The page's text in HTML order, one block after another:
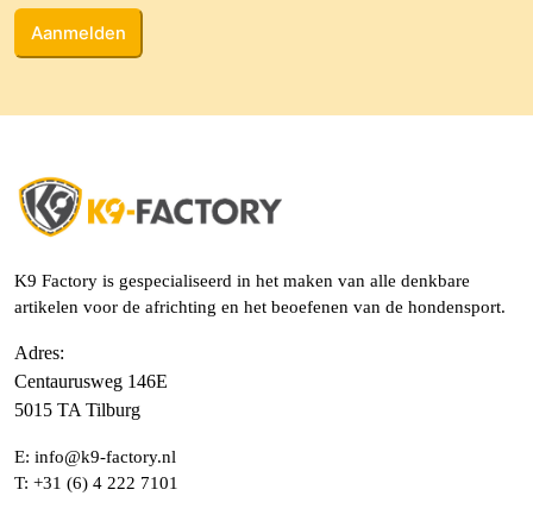
K9 Factory is gespecialiseerd in het maken van alle denkbare
artikelen voor de africhting en het beoefenen van de hondensport.
Adres:
Centaurusweg 146E
5015 TA Tilburg
E: info@k9-factory.nl
T: +31 (6) 4 222 7101